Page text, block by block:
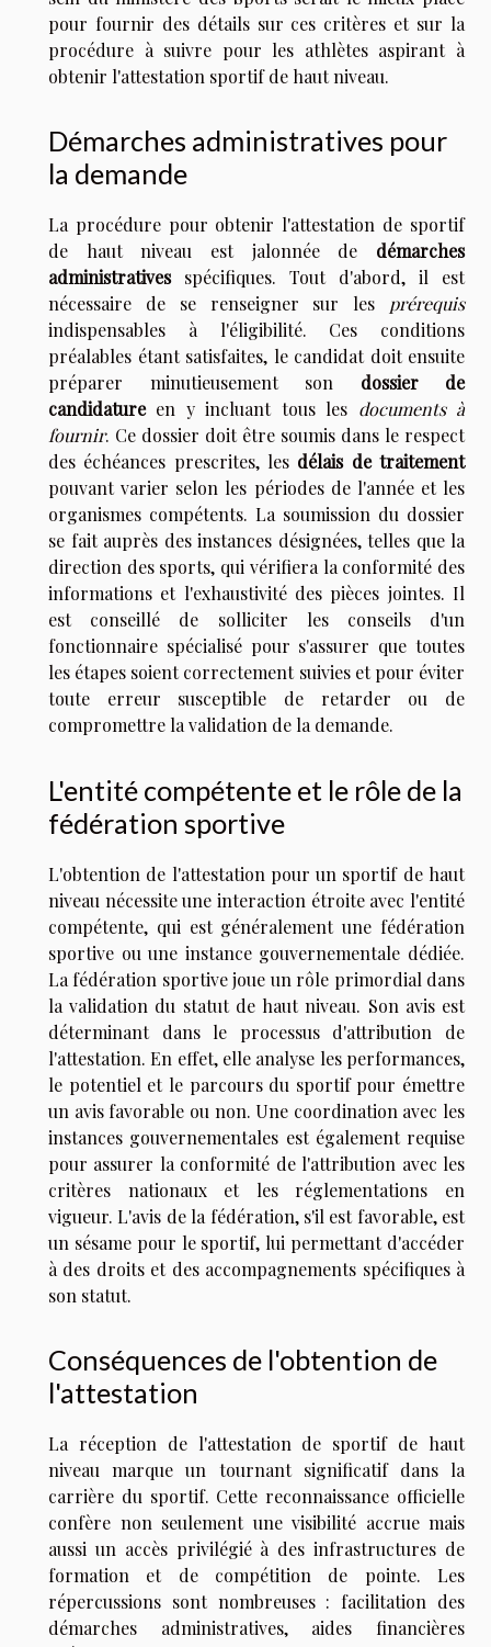
pour fournir des détails sur ces critères et sur la
procédure à suivre pour les athlètes aspirant à
obtenir l'attestation sportif de haut niveau.
Démarches administratives pour
la demande
La procédure pour obtenir l'attestation de sportif
de haut niveau est jalonnée de démarches
administrativesspécifiques. Tout d'abord, il est
nécessaire de se renseigner sur les prérequis
indispensables à l'éligibilité. Ces conditions
préalables étant satisfaites, le candidat doit ensuite
préparer minutieusement son dossier de
candidatureen y incluant tous les documents à
fournir. Ce dossier doit être soumis dans le respect
des échéances prescrites, les délais de traitement
pouvant varier selon les périodes de l'année et les
organismes compétents. La soumission du dossier
se fait auprès des instances désignées, telles que la
direction des sports, qui vérifiera la conformité des
informations et l'exhaustivité des pièces jointes. Il
est conseillé de solliciter les conseils d'un
fonctionnaire spécialisé pour s'assurer que toutes
les étapes soient correctement suivies et pour éviter
toute erreur susceptible de retarder ou de
compromettre la validation de la demande.
L'entité compétente et le rôle de la
fédération sportive
L'obtention de l'attestation pour un sportif de haut
niveau nécessite une interaction étroite avec l'entité
compétente, qui est généralement une fédération
sportive ou une instance gouvernementale dédiée.
La fédération sportive joue un rôle primordial dans
la validation du statut de haut niveau. Son avis est
déterminant dans le processus d'attribution de
l'attestation. En effet, elle analyse les performances,
le potentiel et le parcours du sportif pour émettre
un avis favorable ou non. Une coordination avec les
instances gouvernementales est également requise
pour assurer la conformité de l'attribution avec les
critères nationaux et les réglementations en
vigueur. L'avis de la fédération, s'il est favorable, est
un sésame pour le sportif, lui permettant d'accéder
à des droits et des accompagnements spécifiques à
son statut.
Conséquences de l'obtention de
l'attestation
La réception de l'attestation de sportif de haut
niveau marque un tournant significatif dans la
carrière du sportif. Cette reconnaissance officielle
confère non seulement une visibilité accrue mais
aussi un accès privilégié à des infrastructures de
formation et de compétition de pointe. Les
répercussions sont nombreuses : facilitation des
démarches administratives, aides financières